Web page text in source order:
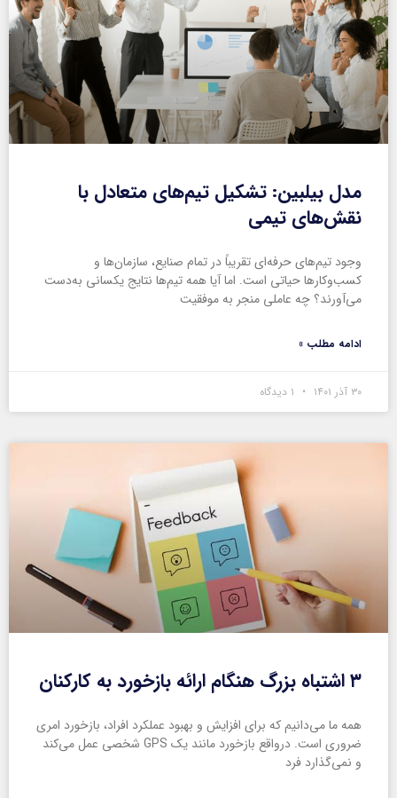
مدل بیلبین: تشکیل تیم‌های متعادل با
نقش‌های تیمی
وجود تیم‌های حرفه‌ای تقریباً در تمام صنایع، سازمان‌ها و
کسب‌وکارها حیاتی است. اما آیا همه تیم‌ها نتایج یکسانی به‌دست
می‌آورند؟ چه عاملی منجر به موفقیت
ادامه مطلب »
۳۰ آذر ۱۴۰۱
۳ اشتباه بزرگ هنگام ارائه بازخورد به کارکنان
همه ما می‌دانیم که برای افزایش و بهبود عملکرد افراد، بازخورد امری
ضروری است. درواقع بازخورد مانند یک GPS شخصی عمل می‌کند
و نمی‌گذارد فرد